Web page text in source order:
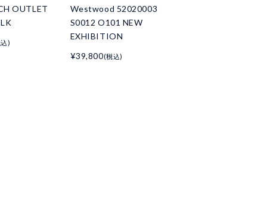
OUTLET
)
Westwood 52020003
S0012 O101 NEW
EXHIBITION
¥39,800(税込)